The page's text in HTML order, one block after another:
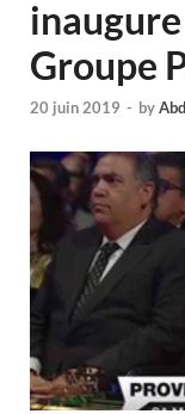
inaugure
Groupe
20 juin 2019 - by